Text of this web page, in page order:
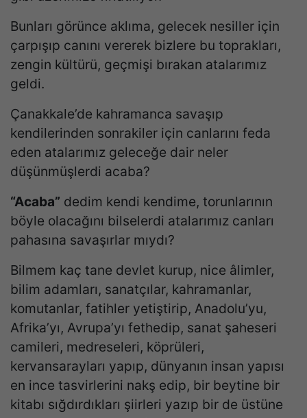
Bunları görünce aklıma, gelecek nesiller için
çarpışıp canını vererek bizlere bu toprakları,
zengin kültürü, geçmişi bırakan atalarımız
geldi.
Çanakkale’de kahramanca savaşıp
kendilerinden sonrakiler için canlarını feda
eden atalarımız geleceğe dair neler
düşünmüşlerdi acaba?
“Acaba” dedim kendi kendime, torunlarının
böyle olacağını bilselerdi atalarımız canları
pahasına savaşırlar mıydı?
Bilmem kaç tane devlet kurup, nice âlimler,
bilim adamları, sanatçılar, kahramanlar,
komutanlar, fatihler yetiştirip, Anadolu’yu,
Afrika’yı, Avrupa’yı fethedip, sanat şaheseri
camileri, medreseleri, köprüleri,
kervansarayları yapıp, dünyanın insan yapısı
en ince tasvirlerini nakş edip, bir beytine bir
kitabı sığdırdıkları şiirleri yazıp bir de üstüne